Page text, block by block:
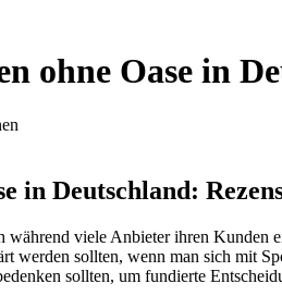
ohne Oase in
in Deutschland:
viele Anbieter ihren
werden sollten, wenn man sich mit
sollten, um fundierte